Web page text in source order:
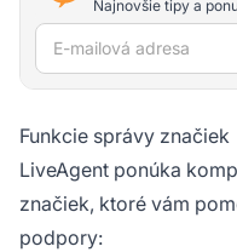
Najnovšie tipy a
E-mailová adresa
Funkcie správy značiek
LiveAgent ponúka
značiek, ktoré vám
podpory: